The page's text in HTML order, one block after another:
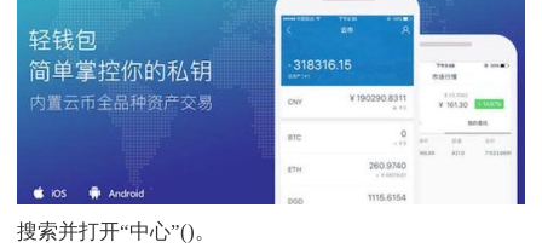
搜索并打开“中心”()。